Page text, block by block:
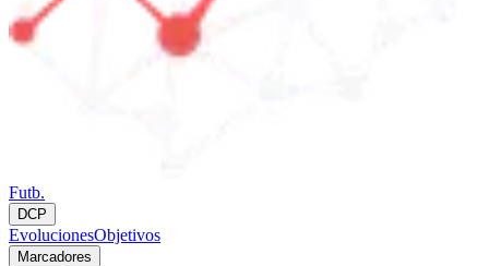
Futb.
DCP
EvolucionesObjetivos
Marcadores